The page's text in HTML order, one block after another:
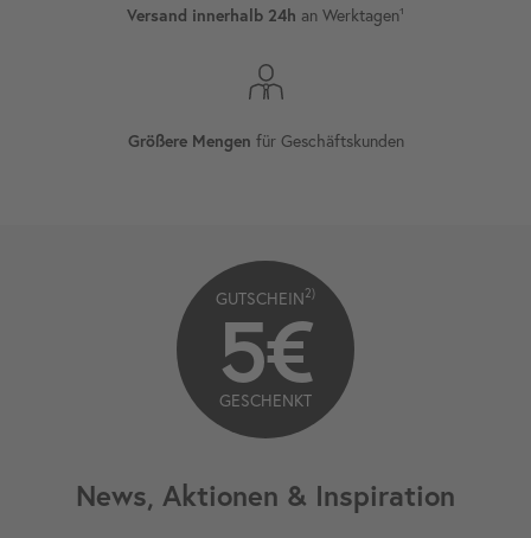
Versand innerhalb 24h an Werktagen¹
Größere Mengen für Geschäftskunden
News, Aktionen & Inspiration
GUTSCHEIN2)
5€
GESCHENKT